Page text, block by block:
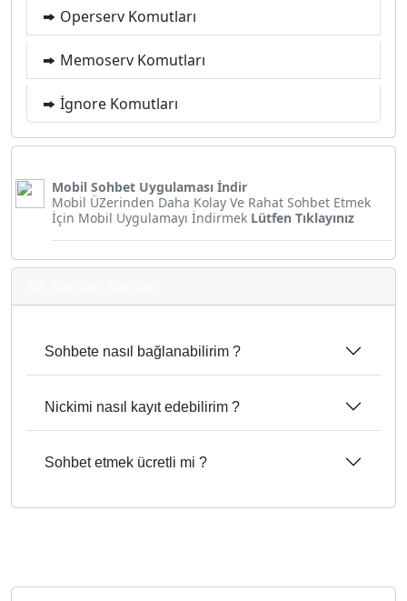
Operserv Komutları
Memoserv Komutları
İgnore Komutları
Mobil Sohbet Uygulaması İndir
Mobil ÜZerinden Daha Kolay Ve Rahat Sohbet Etmek
İçin Mobil Uygulamayı İndirmek Lütfen Tıklayınız
Sohbete nasıl bağlanabilirim ?
Nickimi nasıl kayıt edebilirim ?
Sohbet etmek ücretli mi ?